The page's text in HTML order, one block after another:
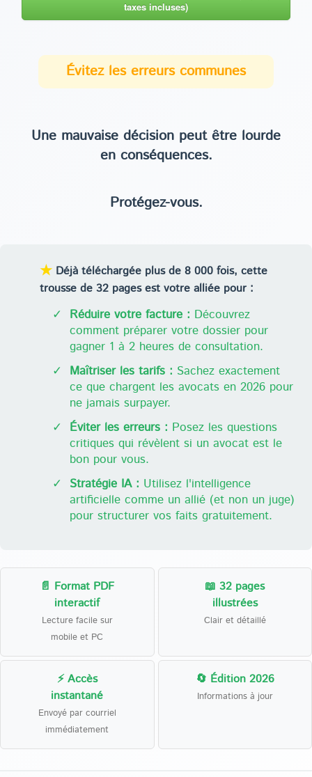
taxes incluses)
Évitez les erreurs communes
Une mauvaise décision peut être lourde
en conséquences.
Protégez-vous.
★ Déjà téléchargée plus de 8 000 fois, cette
trousse de 32 pages est votre alliée pour :
✓ Réduire votre facture : Découvrez
comment préparer votre dossier pour
gagner 1 à 2 heures de consultation.
✓ Maîtriser les tarifs : Sachez exactement
ce que chargent les avocats en 2026 pour
ne jamais surpayer.
✓ Éviter les erreurs : Posez les questions
critiques qui révèlent si un avocat est le
bon pour vous.
✓ Stratégie IA : Utilisez l'intelligence
artificielle comme un allié (et non un juge)
pour structurer vos faits gratuitement.
📄 Format PDF
interactif
Lecture facile sur
mobile et PC
📖 32 pages
illustrées
Clair et détaillé
⚡ Accès
instantané
Envoyé par courriel
immédiatement
🔄 Édition 2026
Informations à jour